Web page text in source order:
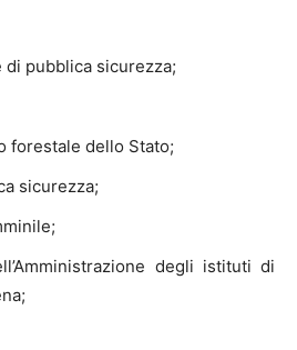
pubblica sicurezza;
forestale dello Stato;
sicurezza;
degli istituti di